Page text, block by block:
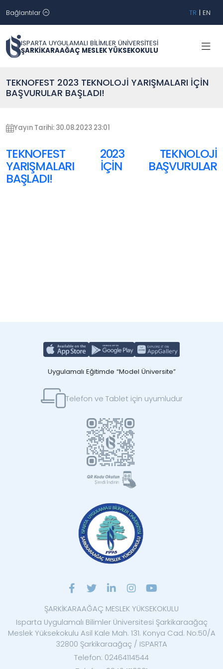
Bağlantılar TR | EN
ISPARTA UYGULAMALI BİLİMLER ÜNİVERSİTESİ
ŞARKİKARAAĞAÇ MESLEK YÜKSEKOKULU
TEKNOFEST 2023 TEKNOLOJİ YARIŞMALARI İÇİN
BAŞVURULAR BAŞLADI!
Yayın Tarihi: 30.08.2023 23:01
TEKNOFEST 2023 TEKNOLOJİ
YARIŞMALARI İÇİN BAŞVURULAR
BAŞLADI!
Uygulamalı Eğitimde “Model Üniversite”
Telefon ve Tablet için uyumludur
ŞARKİKARAAĞAÇ MESLEK YÜKSEKOKULU
Isparta Uygulamalı Bilimler Üniversitesi Şarkikaraağaç
Meslek Yüksekokulu Asil Kale Mah. 131. Konya Cad. No:50/A
32800 Şarkikaraağaç / ISPARTA
Telefon: 02464114544